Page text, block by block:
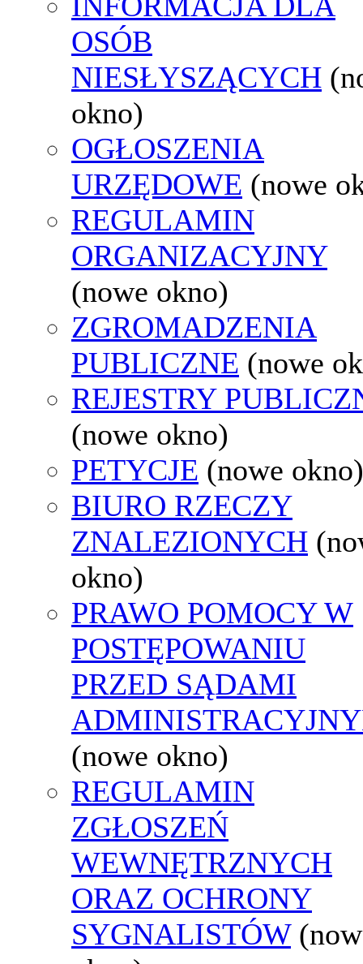
OSÓB
NIESŁYSZĄCYCH
okno)
OGŁOSZENIA
URZĘDOWE (nowe
REGULAMIN
ORGANIZACYJNY
(nowe okno)
ZGROMADZENIA
PUBLICZNE (nowe
REJESTRY
(nowe okno)
PETYCJE (nowe okno)
BIURO RZECZY
ZNALEZIONYCH
okno)
PRAWO POMOCY W
POSTĘPOWANIU
PRZED SĄDAMI
(nowe okno)
REGULAMIN
ZGŁOSZEŃ
WEWNĘTRZNYCH
ORAZ OCHRONY
SYGNALISTÓW